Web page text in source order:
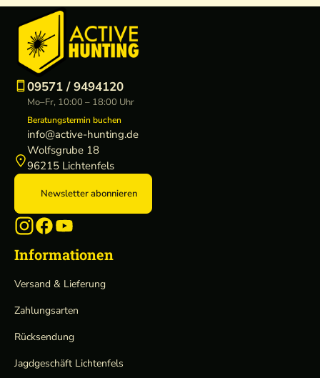
09571 / 9494120
Mo–Fr, 10:00 – 18:00 Uhr
Beratungstermin buchen
info@active-hunting.de
Wolfsgrube 18
96215 Lichtenfels
Newsletter abonnieren
Informationen
Versand & Lieferung
Zahlungsarten
Rücksendung
Jagdgeschäft Lichtenfels